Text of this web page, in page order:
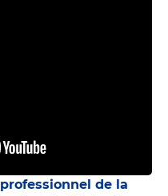
professionnel de la